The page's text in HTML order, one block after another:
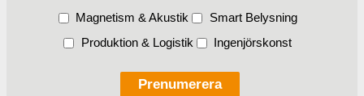
Magnetism & Akustik
Smart Belysning
Produktion & Logistik
Ingenjörskonst